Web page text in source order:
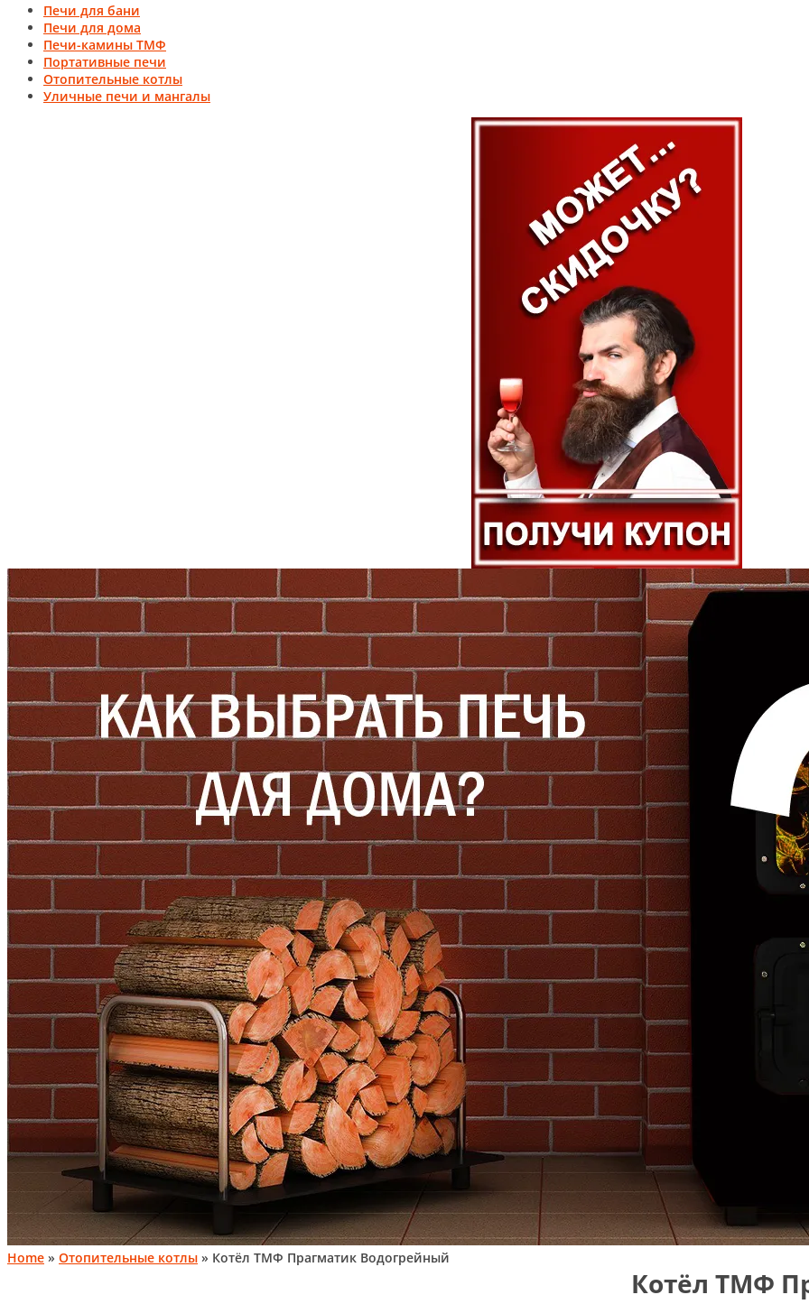
Печи для бани
Печи для дома
Печи-камины ТМФ
Портативные печи
Отопительные котлы
Уличные печи и мангалы
Home » Отопительные котлы » Котёл ТМФ Прагматик Водогрейный
Котёл ТМФ